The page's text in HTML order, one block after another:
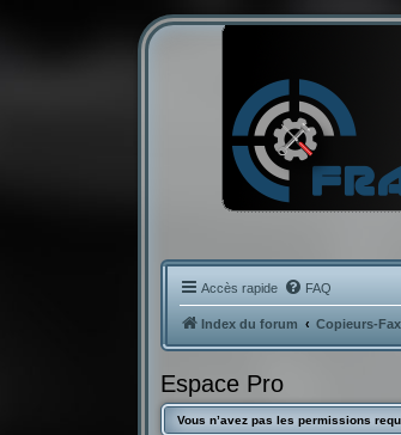
Accès rapide FAQ
Index du forum Copieurs-Fax
Espace Pro
Vous n’avez pas les permissions